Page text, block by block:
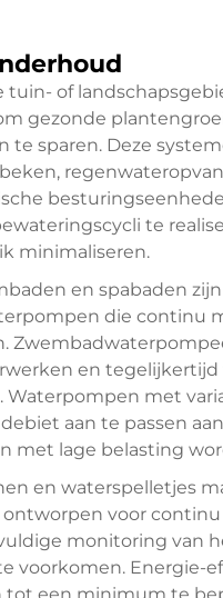
of
gezonde
te sparen. Deze
te
minimaliseren.
en spabaden
die continu
en
met
aan te passen
met lage belasting
en waterspelletjes
voor
monitoring van
voorkomen.